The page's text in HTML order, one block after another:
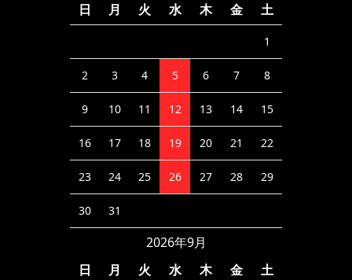
日
月 火 水 木 金 土
1
2 3 4 5 6 7 8
9 10 11 12 13 14 15
16 17 18 19 20 21 22
23 24 25 26 27 28 29
30 31
2026年9月
日
月 火 水 木 金 土